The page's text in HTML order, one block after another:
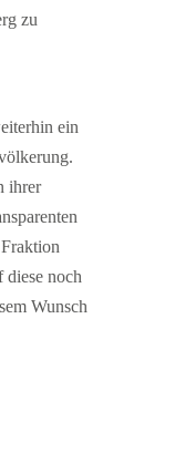
zu
ein
ihrer
diese noch
Wunsch